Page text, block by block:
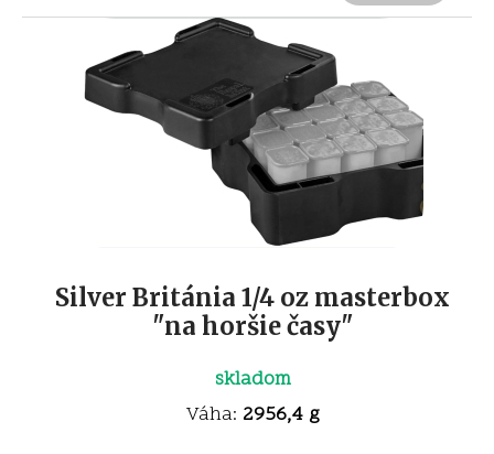
Silver Británia 1/4 oz masterbox
"na horšie časy"
skladom
Váha: 2956,4 g